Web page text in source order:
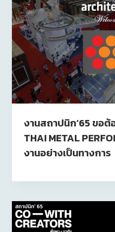
งานสถาปนิก’65 ขอต้
THAI METAL
งานอย่างเป็นทางการ